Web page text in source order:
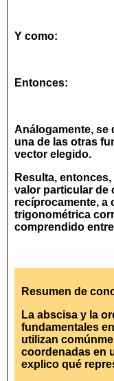
Y como:
Entonces:
Análogamente, se
una de las otras
vector elegido.
Resulta,
valor particular de
recíprocamente, a
trigonométrica
comprendido entre
Resumen de
La abscisa y la
fundamentales
utilizan
coordenadas en
explico qué